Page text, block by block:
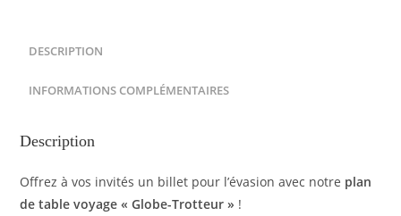
DESCRIPTION
INFORMATIONS COMPLÉMENTAIRES
Description
Offrez à vos invités un billet pour l’évasion avec notre plan
de table voyage « Globe-Trotteur » !